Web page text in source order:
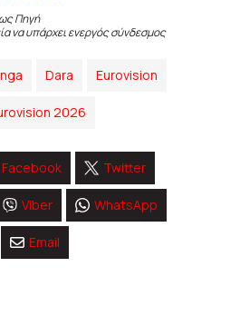
Πηγή
να υπάρχει ενεργός σύνδεσμος
Dara Eurovision
2026
Facebook Twitter
Viber WhatsApp
Email